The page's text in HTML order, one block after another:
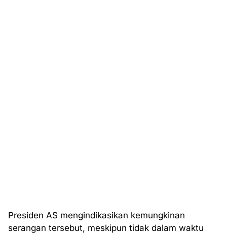
Presiden AS mengindikasikan kemungkinan
serangan tersebut, meskipun tidak dalam waktu